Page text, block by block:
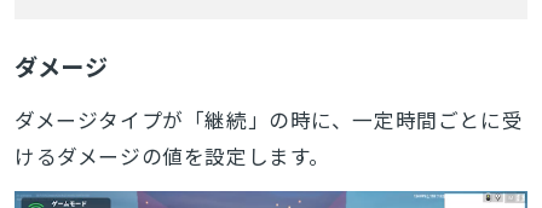
ダメージ
ダメージタイプが「継続」の時に、一定時間ごとに受
けるダメージの値を設定します。